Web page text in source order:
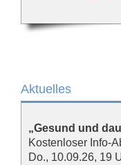
Aktuelles
„Gesund und
Kostenloser Info-
Do., 10.09.26, 19